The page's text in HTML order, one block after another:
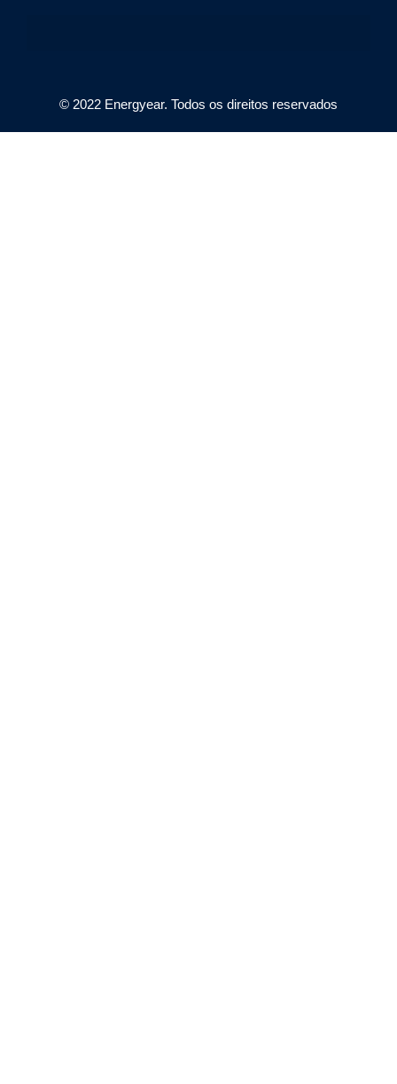
© 2022 Energyear. Todos os direitos reservados